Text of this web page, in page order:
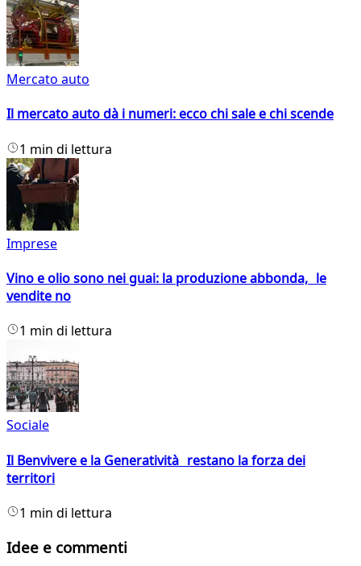
Mercato auto
Il mercato auto dà i numeri: ecco chi sale e chi scende
1 min di lettura
Imprese
Vino e olio sono nei guai: la produzione abbonda, le
vendite no
1 min di lettura
Sociale
Il Benvivere e la Generatività restano la forza dei
territori
1 min di lettura
Idee e commenti